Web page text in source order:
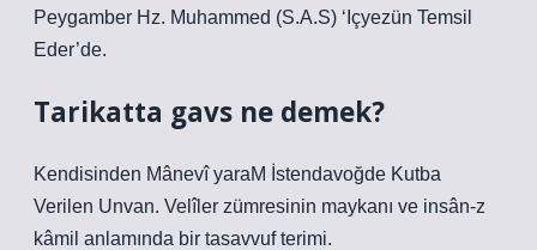
Peygamber Hz. Muhammed (S.A.S) ‘Içyezün Temsil
Eder’de.
Tarikatta gavs ne demek?
Kendisinden Mânevî yaraM İstendavoğde Kutba
Verilen Unvan. Velîler zümresinin maykanı ve insân-z
kâmil anlamında bir tasavvuf terimi.